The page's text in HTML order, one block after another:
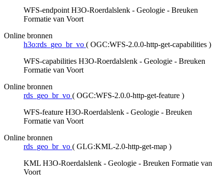
WFS-endpoint H3O-Roerdalslenk - Geologie - Breuken
Formatie van Voort
Online bronnen
h3o:rds_geo_br_vo ( OGC:WFS-2.0.0-http-get-capabilities )
WFS-capabilities H3O-Roerdalslenk - Geologie - Breuken
Formatie van Voort
Online bronnen
rds_geo_br_vo ( OGC:WFS-2.0.0-http-get-feature )
WFS-feature H3O-Roerdalslenk - Geologie - Breuken
Formatie van Voort
Online bronnen
rds_geo_br_vo ( GLG:KML-2.0-http-get-map )
KML H3O-Roerdalslenk - Geologie - Breuken Formatie van
Voort